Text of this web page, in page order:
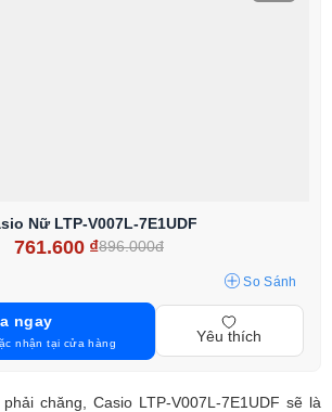
Nữ LTP-V007L-7E1UDF
761.600 ₫896.000đ
So Sánh
ngay
nhận tại cửa hàng Yêu thích
chăng, Casio LTP-V007L-7E1UDF sẽ là